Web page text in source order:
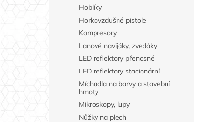
Hoblíky
Horkovzdušné pistole
Kompresory
Lanové navijáky, zvedáky
LED reflektory přenosné
LED reflektory stacionární
Míchadla na barvy a stavební
hmoty
Mikroskopy, lupy
Nůžky na plech